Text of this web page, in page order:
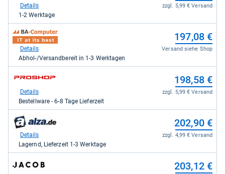
office-
Office
Partner
GmbH
für
195,98
kaufen.
zzgl. 5,99 € Versand
Details
1-2 Werktage
zum
Shop:
BA-
Computer
197,08
197,08 €
Versand siehe Shop
Details
Abhol-/Versandbereit in 1-3 Werktagen
zum
Proshop.de
198,58
kaufen.
198,58 €
zzgl. 5,99 € Versand
Details
Bestellware - 6-8 Tage Lieferzeit
zum
Shop:
alza.de
kaufen.
202,90 €
zzgl. 4,99 € Versand
Details
Lagernd, Lieferzeit 1-3 Werktage
zum
Shop:
203,12 €